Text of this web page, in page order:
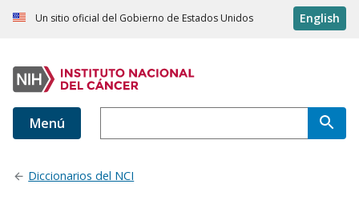
Un sitio oficial del Gobierno de Estados Unidos English
Menú
Diccionarios del NCI